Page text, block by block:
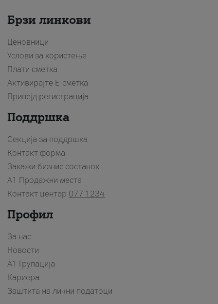
Брзи линкови
Ценовници
Услови за користење
Плати сметка
Активирајте Е-сметка
Припејд регистрација
Поддршка
Секција за поддршка
Контакт форма
Закажи бизнис состанок
A1 Продажни места
Контакт центар 077 1234
Профил
За нас
Новости
А1 Групација
Кариера
Заштита на лични податоци